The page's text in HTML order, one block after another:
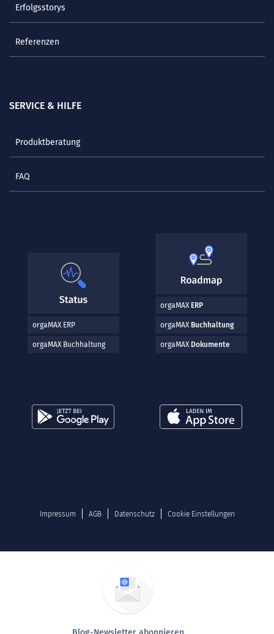
Erfolgsstorys
Referenzen
SERVICE & HILFE
Produktberatung
FAQ
orgaMAX ERP
orgaMAX Buchhaltung
orgaMAX ERP
orgaMAX Buchhaltung
orgaMAX Dokumente
Impressum AGB Datenschutz Cookie Einstellungen